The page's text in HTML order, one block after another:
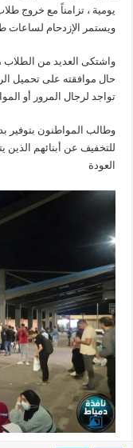
يومية ، تزامناً مع خروج
ويستمر الإزدحام لساعات
واشتكى العديد من الطلاب
حال موافقته على تحميل
تواجد لرجال المرور أو
وطالب المواطنون بتوفير
للتخفيف عن أبنائهم
العودة